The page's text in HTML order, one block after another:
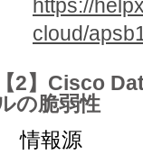
https://
cloud/
【2】Cisco
の脆弱性
情報源